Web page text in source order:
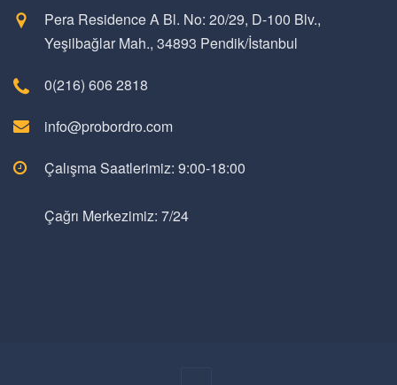
Pera Residence A Bl. No: 20/29, D-100 Blv.,
Yeşilbağlar Mah., 34893 Pendik/İstanbul
0(216) 606 2818
info@probordro.com
Çalışma Saatlerimiz: 9:00-18:00
Çağrı Merkezimiz: 7/24